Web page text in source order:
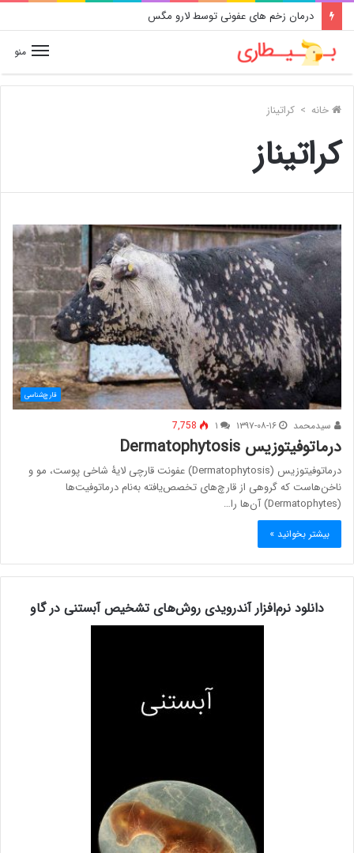
درمان زخم های عفونی توسط لارو مگس
منو
خانه > کراتیناز
کراتیناز
قارچ‌شناسی
سیدمحمد ۱۳۹۷-۰۸-۱۶ ۱ 7,758
درماتوفیتوزیس Dermatophytosis
درماتوفیتوزیس (Dermatophytosis) عفونت قارچی لایۀ شاخی پوست، مو و
ناخن‌هاست که گروهی از قارچ‌های تخصص‌یافته به‌نام درماتوفیت‌ها
(Dermatophytes) آن‌ها را…
بیشتر بخوانید »
دانلود نرم‌افزار آندرویدی روش‌های تشخیص آبستنی در گاو